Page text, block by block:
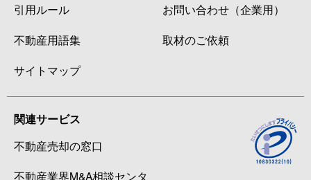
引用ルール
不動産用語集
サイトマップ
お問い合わせ（企業用）
取材のご依頼
関連サービス
不動産売却の窓口
不動産業界M&A相談センタ